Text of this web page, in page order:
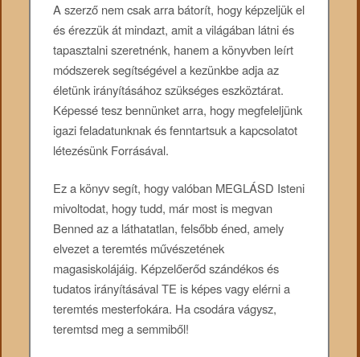
A szerző nem csak arra bátorít, hogy képzeljük el
és érezzük át mindazt, amit a világában látni és
tapasztalni szeretnénk, hanem a könyvben leírt
módszerek segítségével a kezünkbe adja az
életünk irányításához szükséges eszköztárat.
Képessé tesz bennünket arra, hogy megfeleljünk
igazi feladatunknak és fenntartsuk a kapcsolatot
létezésünk Forrásával.
Ez a könyv segít, hogy valóban MEGLÁSD Isteni
mivoltodat, hogy tudd, már most is megvan
Benned az a láthatatlan, felsőbb éned, amely
elvezet a teremtés művészetének
magasiskolájáig. Képzelőerőd szándékos és
tudatos irányításával TE is képes vagy elérni a
teremtés mesterfokára. Ha csodára vágysz,
teremtsd meg a semmiből!